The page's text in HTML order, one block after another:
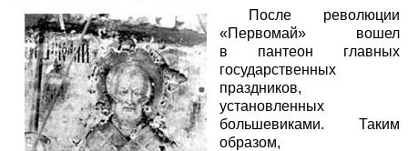
После революции
«Первомай» вошел
в пантеон главных
государственных
праздников,
установленных
большевиками. Таким
образом,